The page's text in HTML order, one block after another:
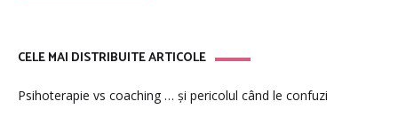
CELE MAI DISTRIBUITE ARTICOLE
Psihoterapie vs coaching … și pericolul când le confuzi